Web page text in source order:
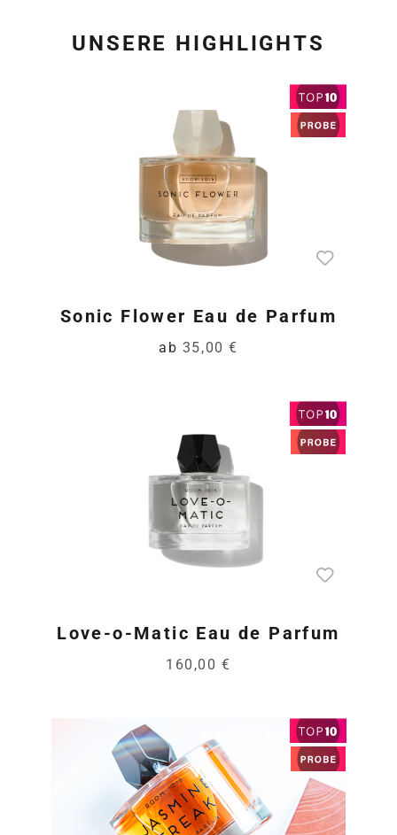
UNSERE HIGHLIGHTS
Sonic Flower Eau de Parfum
ab 35,00 €
Love-o-Matic Eau de Parfum
160,00 €